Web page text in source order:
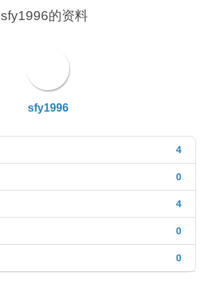
sfy1996的资料
sfy1996
4
0
4
0
0